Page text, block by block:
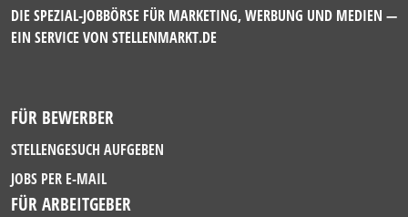
DIE SPEZIAL-JOBBÖRSE FÜR MARKETING, WERBUNG UND MEDIEN —
EIN SERVICE VON STELLENMARKT.DE
FÜR BEWERBER
STELLENGESUCH AUFGEBEN
JOBS PER E-MAIL
FÜR ARBEITGEBER